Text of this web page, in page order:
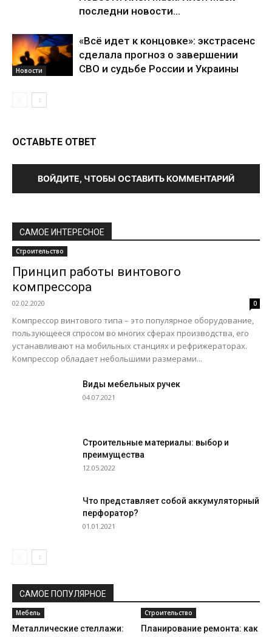
последни новости...
Новости
«Всё идет к концовке»: экстрасенс
сделала прогноз о завершении
СВО и судьбе России и Украины
ОСТАВЬТЕ ОТВЕТ
ВОЙДИТЕ, ЧТОБЫ ОСТАВИТЬ КОММЕНТАРИЙ
САМОЕ ИНТЕРЕСНОЕ
Строительство
Принцип работы винтового
компрессора
02.02.2020 0
Компрессор винтового типа – это популярное оборудование,
пользующееся спросом во многих сферах производства, его
устанавливают на мобильных станциях и рефрижераторах.
Компрессор обладает небольшими размерами...
Виды мебельных ручек
04.07.2021
Строительные материалы: выбор и
преимущества
12.05.2022
Что представляет собой аккумуляторный
перфоратор?
01.01.2021
САМОЕ ПОПУЛЯРНОЕ
Мебель
Металлические стеллажи:
Строительство
Планирование ремонта: как